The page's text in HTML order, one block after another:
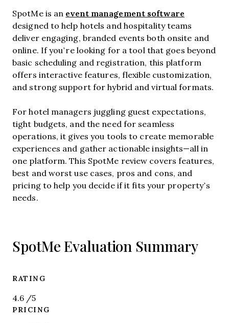
SpotMe is an event management software
designed to help hotels and hospitality teams
deliver engaging, branded events both onsite and
online. If you’re looking for a tool that goes beyond
basic scheduling and registration, this platform
offers interactive features, flexible customization,
and strong support for hybrid and virtual formats.
For hotel managers juggling guest expectations,
tight budgets, and the need for seamless
operations, it gives you tools to create memorable
experiences and gather actionable insights—all in
one platform. This SpotMe review covers features,
best and worst use cases, pros and cons, and
pricing to help you decide if it fits your property’s
needs.
SpotMe Evaluation Summary
RATING
4.6 /5
PRICING